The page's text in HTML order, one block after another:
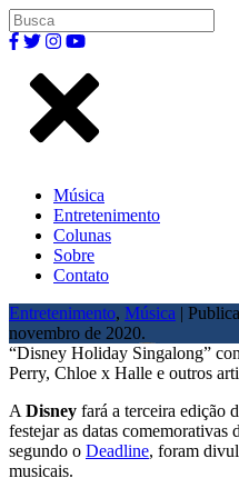
Música
Entretenimento
Colunas
Sobre
Contato
Entretenimento, Música |
novembro de 2020.
“Disney Holiday Singalong”
Perry, Chloe x Halle e outros
A Disney fará a terceira edição
festejar as datas
segundo o Deadline, foram
musicais.